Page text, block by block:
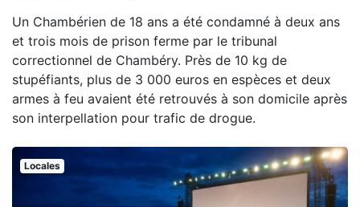
Un Chambérien de 18 ans a été condamné à deux ans
et trois mois de prison ferme par le tribunal
correctionnel de Chambéry. Près de 10 kg de
stupéfiants, plus de 3 000 euros en espèces et deux
armes à feu avaient été retrouvés à son domicile après
son interpellation pour trafic de drogue.
Locales